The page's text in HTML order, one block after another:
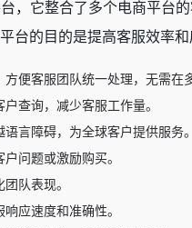
，它整合了多个电商平台
的目的是提高客服效率和
便客服团队统一处理，无需在
查询，减少客服工作量。
言障碍，为全球客户提供服务。
问题或激励购买。
队表现。
应速度和准确性。